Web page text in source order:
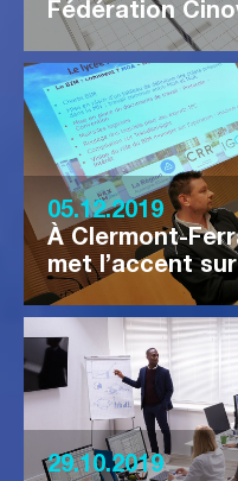
Fédération
05.12.2019
À Clermont-
met l’accent
29.10.2019